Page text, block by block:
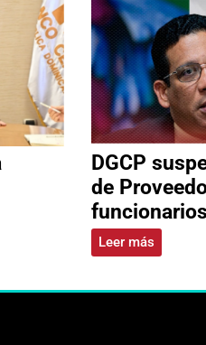
DGCP
de
Leer más